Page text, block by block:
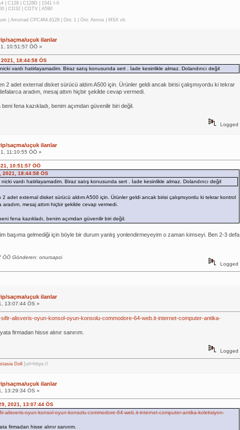
| C128 | C128D | 1541 I-II
| CD32 | CDTV | A590
| Amstrad CPC464,6128 | Oric 1 | Oric Atmos | MSX vb.
saçma/uçuk ilanlar
10:51:57 ÖÖ »
18:44:58 ÖS
vardı hatirlayamadim. Biraz satış konusunda sert . İade kesinlikle almaz. Dolandırıcı değil
2 adet external disket sürücü aldım A500 için. Ürünler geldi ancak birisi çalışmıyordu ki tekrar
aradım, mesaj attım hiçbir şekilde cevap vermedi.
beni fena kazıkladı, benim açımdan güvenilir biri değil.
Logged
saçma/uçuk ilanlar
11:10:55 ÖÖ »
10:51:57 ÖÖ
2021, 18:44:58 ÖS
vardı hatirlayamadim. Biraz satış konusunda sert . İade kesinlikle almaz. Dolandırıcı değil
2 adet external disket sürücü aldım A500 için. Ürünler geldi ancak birisi çalışmıyordu ki tekrar kontrol
mesaj attım hiçbir şekilde cevap vermedi.
fena kazıkladı, benim açımdan güvenilir biri değil.
başıma gelmediği için böyle bir durum yanlış yonlendirmeyeyim o zaman kimseyi. Ben 2-3 defa
ÖÖ Gönderen: onursapci
Logged
saçma/uçuk ilanlar
13:07:44 ÖS »
alisveris-oyun-konsol-oyun-konsolu-commodore-64-web.it-internet-computer-antika-
firmadan hisse alınır sanırım.
Logged
Doll [url=https://
saçma/uçuk ilanlar
13:29:34 ÖS »
2021, 13:07:44 ÖS
alisveris-oyun-konsol-oyun-konsolu-commodore-64-web.it-internet-computer-antika-koleksiyon-
firmadan hisse alınır sanırım.